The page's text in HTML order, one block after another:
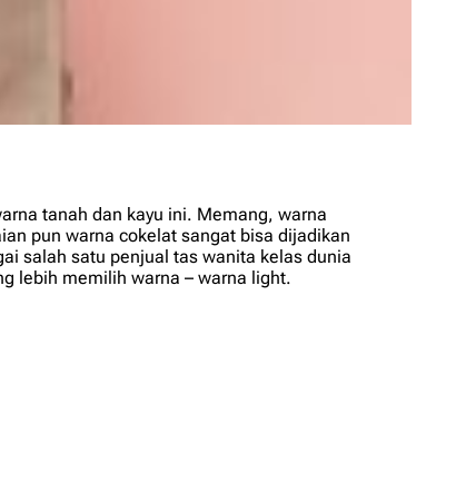
tanah dan kayu ini. Memang, warna
pun warna cokelat sangat bisa dijadikan
salah satu penjual tas wanita kelas dunia
lebih memilih warna – warna light.